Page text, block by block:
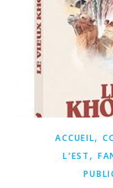
ACCUEIL,
L'EST ,